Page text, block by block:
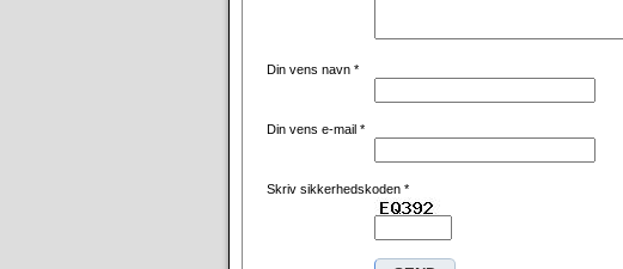
Din vens navn *
Din vens e-mail *
Skriv sikkerhedskoden *